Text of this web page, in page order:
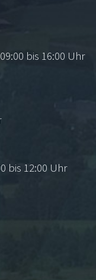
bis 16:00 Uhr
bis 12:00 Uhr